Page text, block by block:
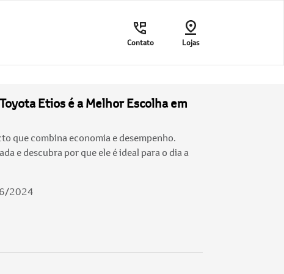
Contato Lojas
Etios é a Melhor Escolha em
que combina economia e desempenho.
e descubra por que ele é ideal para o dia a
2024